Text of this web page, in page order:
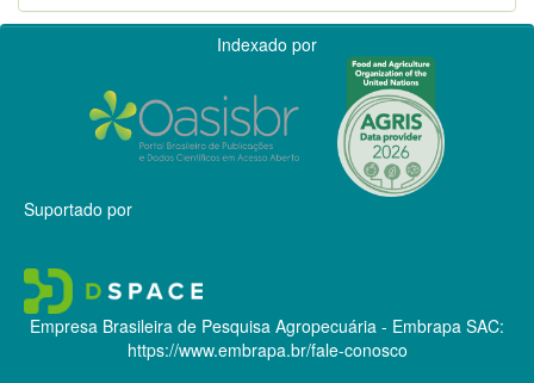
Indexado por
Suportado por
Empresa Brasileira de Pesquisa Agropecuária - Embrapa SAC:
https://www.embrapa.br/fale-conosco